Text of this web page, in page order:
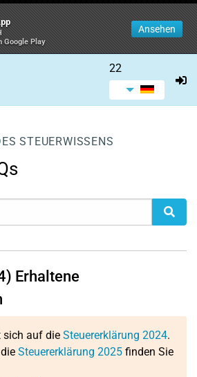
Google Play
Ansehen
22
STEUERWISSENS
Erhaltene
sich auf die Steuererklärung 2024.
Steuererklärung 2025 finden Sie